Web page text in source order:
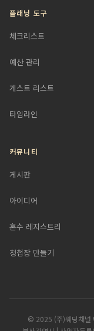
플래닝 도구
체크리스트
예산 관리
게스트 리스트
타임라인
커뮤니티
게시판
아이디어
혼수 레지스트리
청첩장 만들기
© 2025 (주)웨딩채